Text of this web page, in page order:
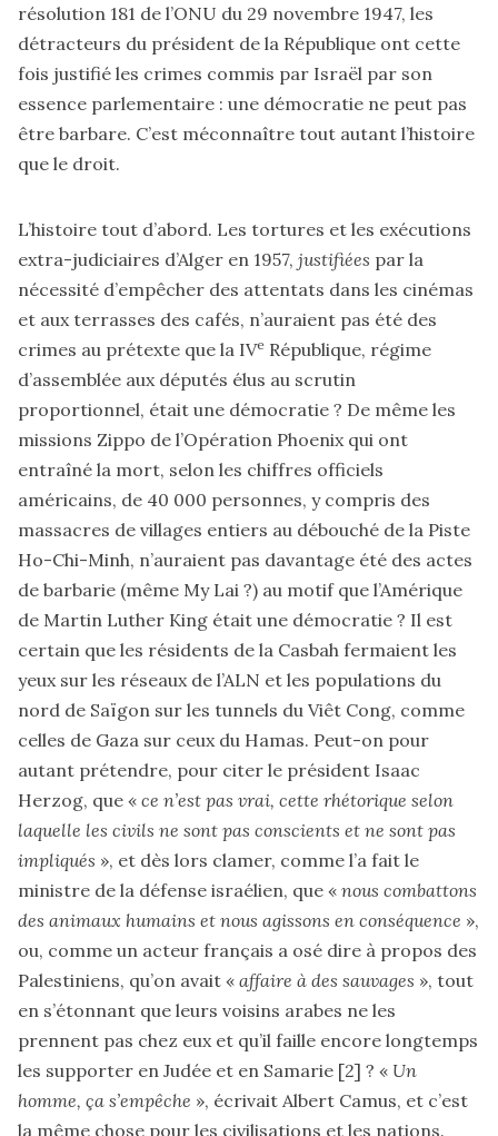
résolution 181 de l’ONU du 29 novembre 1947, les
détracteurs du président de la République ont cette
fois justifié les crimes commis par Israël par son
essence parlementaire : une démocratie ne peut pas
être barbare. C’est méconnaître tout autant l’histoire
que le droit.
L’histoire tout d’abord. Les tortures et les exécutions
extra-judiciaires d’Alger en 1957, justifiées par la
nécessité d’empêcher des attentats dans les cinémas
et aux terrasses des cafés, n’auraient pas été des
crimes au prétexte que la IVe République, régime
d’assemblée aux députés élus au scrutin
proportionnel, était une démocratie ? De même les
missions Zippo de l’Opération Phoenix qui ont
entraîné la mort, selon les chiffres officiels
américains, de 40 000 personnes, y compris des
massacres de villages entiers au débouché de la Piste
Ho-Chi-Minh, n’auraient pas davantage été des actes
de barbarie (même My Lai ?) au motif que l’Amérique
de Martin Luther King était une démocratie ? Il est
certain que les résidents de la Casbah fermaient les
yeux sur les réseaux de l’ALN et les populations du
nord de Saïgon sur les tunnels du Viêt Cong, comme
celles de Gaza sur ceux du Hamas. Peut-on pour
autant prétendre, pour citer le président Isaac
Herzog, que « ce n’est pas vrai, cette rhétorique selon
laquelle les civils ne sont pas conscients et ne sont pas
impliqués », et dès lors clamer, comme l’a fait le
ministre de la défense israélien, que « nous combattons
des animaux humains et nous agissons en conséquence »,
ou, comme un acteur français a osé dire à propos des
Palestiniens, qu’on avait « affaire à des sauvages », tout
en s’étonnant que leurs voisins arabes ne les
prennent pas chez eux et qu’il faille encore longtemps
les supporter en Judée et en Samarie [2] ? « Un
homme, ça s’empêche », écrivait Albert Camus, et c’est
la même chose pour les civilisations et les nations.